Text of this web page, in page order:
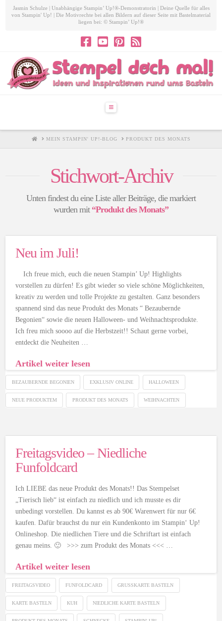
Jasmin Schulze | Unabhängige Stampin’ Up!®-Demonstratorin | Deine Quelle für alles
von Stampin' Up! | Die Motivrechte bei allen Bildern auf dieser Seite mit Bastelmaterial
liegen bei: © Stampin’ Up!®
Navigation
HOMEMEIN STAMPIN' UP!-BLOG PRODUKT DES MONATS
Stichwort-Archiv
Unten findest du eine Liste aller Beiträge, die markiert
wurden mit “Produkt des Monats”
Neu im Juli!
Ich freue mich, euch die neuen Stampin’ Up! Highlights
vorstellen zu dürfen! Es gibt wieder so viele schöne Möglichkeiten,
kreativ zu werden und tolle Projekte zu gestalten. Ganz besonders
spannend sind das neue Produkt des Monats “ Bezaubernde
Begonien“ sowie die neuen Halloween- und Weihnachtsprodukte.
Ich freu mich soooo auf die Herbstzeit!! Schaut gerne vorbei,
entdeckt die Neuheiten …
Artikel weiter lesen
BEZAUBERNDE BEGONIEN EXKLUSIV ONLINE HALLOWEEN
NEUE PRODUKTEM PRODUKT DES MONATS WEIHNACHTEN
Freitagsvideo – Niedliche
Funfoldcard
Ich LIEBE das neue Produkt des Monats!! Das Stempelset
„Tierisch lieb“ ist einfach zu niedlich und ich musste es dir
unbedingt vorstellen. Du kannst es ab 90€ Warenwert für nur 6€
kaufen. Dafür brauchst du nur ein Kundenkonto im Stampin‘ Up!
Onlineshop. Die niedlichen Tiere und die Schriftart ist einfach
genau meins. 🙂 >>> zum Produkt des Monats <<< …
Artikel weiter lesen
FREITAGSVIDEO FUNFOLDCARD GRUSSKARTE BASTELN
KARTE BASTELN KUH NIEDLICHE KARTE BASTELN